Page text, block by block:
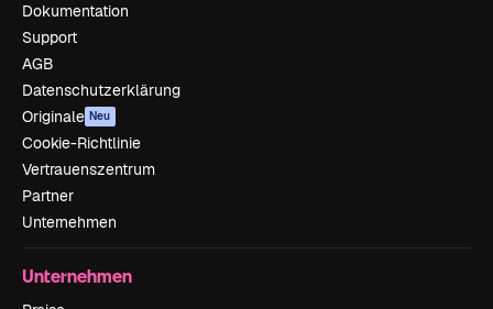
Dokumentation
Support
AGB
Datenschutzerklärung
Originale Neu
Cookie-Richtlinie
Vertrauenszentrum
Partner
Unternehmen
Unternehmen